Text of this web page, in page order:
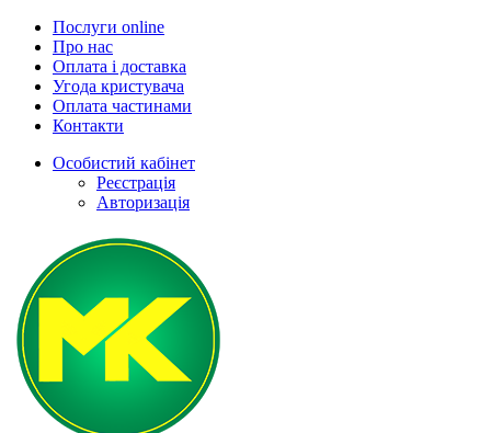
Послуги online
Про нас
Оплата і доставка
Угода кристувача
Оплата частинами
Контакти
Особистий кабінет
Реєстрація
Авторизація